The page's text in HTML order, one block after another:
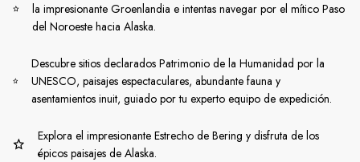
la impresionante Groenlandia e intentas navegar por el mítico Paso
del Noroeste hacia Alaska.
Descubre sitios declarados Patrimonio de la Humanidad por la
UNESCO, paisajes espectaculares, abundante fauna y
asentamientos inuit, guiado por tu experto equipo de expedición.
Explora el impresionante Estrecho de Bering y disfruta de los
épicos paisajes de Alaska.